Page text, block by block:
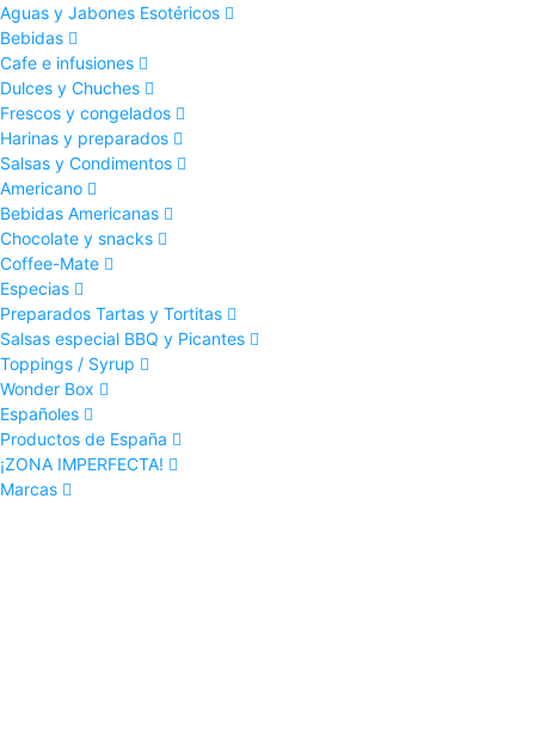
Aguas y Jabones Esotéricos
Bebidas
Cafe e infusiones
Dulces y Chuches
Frescos y congelados
Harinas y preparados
Salsas y Condimentos
Americano
Bebidas Americanas
Chocolate y snacks
Coffee-Mate
Especias
Preparados Tartas y Tortitas
Salsas especial BBQ y Picantes
Toppings / Syrup
Wonder Box
Españoles
Productos de España
¡ZONA IMPERFECTA!
Marcas